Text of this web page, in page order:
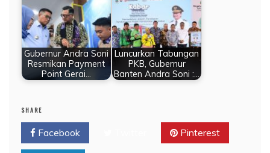
Gubernur Andra Soni
Resmikan Payment
Point Gerai…
Luncurkan Tabungan
PKB, Gubernur
Banten Andra Soni :…
SHARE
Facebook Pinterest